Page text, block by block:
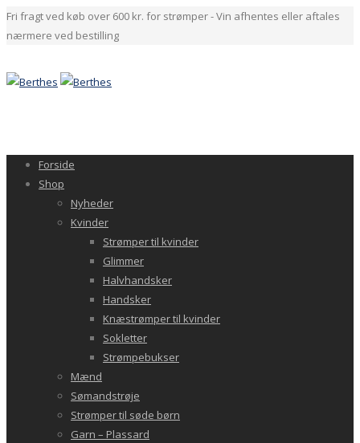
Fri fragt ved køb over 600 kr. for strømper - Vin afhentes eller aftales
nærmere ved bestilling
Forside
Shop
Nyheder
Kvinder
Strømper til kvinder
Glimmer
Halvhandsker
Handsker
Knæstrømper til kvinder
Sokletter
Strømpebukser
Mænd
Sømandstrøje
Strømper til søde børn
Garn – Plassard